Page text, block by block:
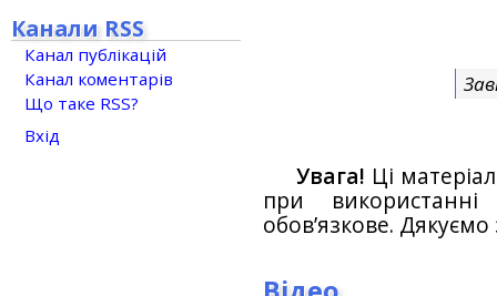
Увага! Ці
при
обов’язкове.
Канали RSS
Канал публікацій
Канал коментарів
Що таке RSS?
Вхід